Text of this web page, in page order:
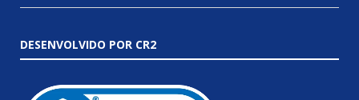
DESENVOLVIDO POR CR2